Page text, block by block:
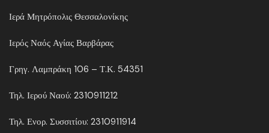
Ιερά Μητρόπολις Θεσσαλονίκης
Ιερός Ναός Αγίας Βαρβάρας
Γρηγ. Λαμπράκη 106 – Τ.Κ. 54351
Τηλ. Ιερού Ναού: 2310911212
Τηλ. Ενορ. Συσσιτίου: 2310911914